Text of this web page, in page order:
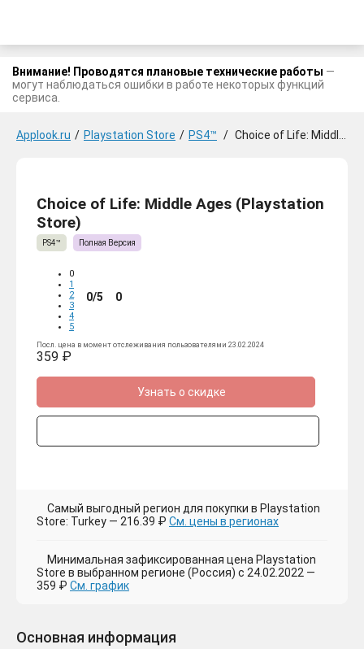
Внимание! Проводятся плановые технические работы —
могут наблюдаться ошибки в работе некоторых функций
сервиса.
Applook.ru / Playstation Store / PS4™ / Choice of Life: Middle Ages
Choice of Life: Middle Ages (Playstation
Store)
PS4™ Полная Версия
0
1
2
3
4
5
0/5 0
Посл. цена в момент отслеживания пользователями 23.02.2024
359 ₽
Узнать о скидке
Самый выгодный регион для покупки в Playstation
Store: Turkey — 216.39 ₽ См. цены в регионах
Минимальная зафиксированная цена Playstation
Store в выбранном регионе (Россия) с 24.02.2022 —
359 ₽ См. график
Основная информация